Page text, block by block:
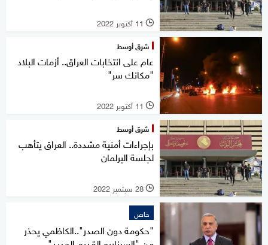
l 11 أكتوبر 2022
شرق أوسط
عام على انتخابات العراق.. أزمات البلاد
"مكانك سر"
l 11 أكتوبر 2022
شرق أوسط
بإجراءات أمنية مشددة.. العراق يتأهب
لجلسة البرلمان
l 28 سبتمبر 2022
خاص
"حكومة دون الصدر"..الكاظمي يحذر